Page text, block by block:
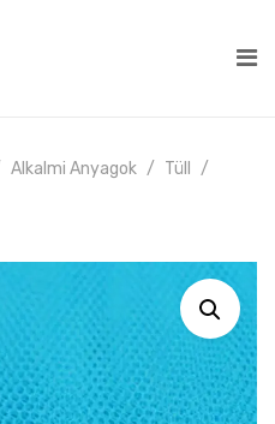
Alkalmi Anyagok
Tüll